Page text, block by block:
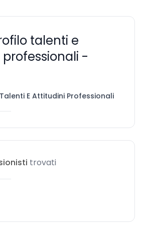
talenti e
-
E Attitudini Professionali
trovati